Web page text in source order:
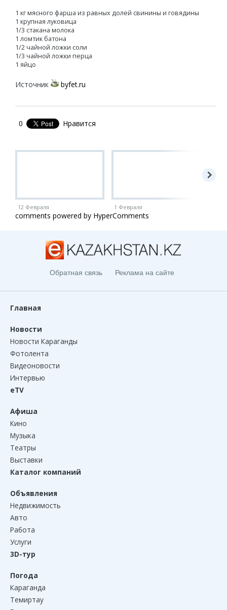
1 кг мясного фарша из равных долей свинины и говядины
1 крупная луковица
1/3 стакана молока
1 ломтик батона
1/2 чайной ложки соли
1/3 чайной ложки перца
1 яйцо
Источник byfet.ru
0 Нравится
12 Февраля 1 Февраля
comments powered by HyperComments
Обратная связь Реклама на сайте
Главная
Новости
Новости Караганды
Фотолента
Видеоновости
Интервью
eTV
Афиша
Кино
Музыка
Театры
Выставки
Каталог компаний
Объявления
Недвижимость
Авто
Работа
Услуги
3D-тур
Погода
Караганда
Темиртау